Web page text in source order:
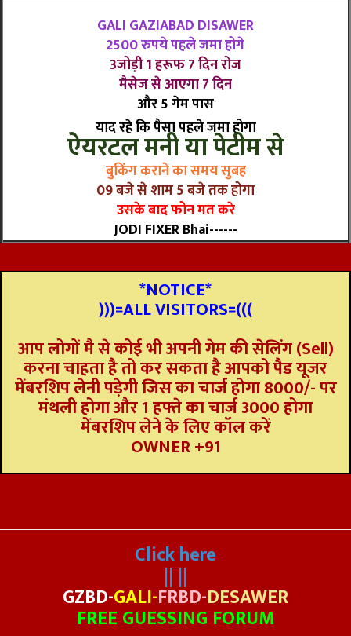
GALI GAZIABAD DISAWER
2500 रुपये पहले जमा होगे
3जोड़ी 1 हरूफ 7 दिन रोज
मैसेज से आएगा 7 दिन
और 5 गेम पास
याद रहे कि पैसा पहले जमा होगा
ऐयरटल मनी या पेटीम से
बुकिंग कराने का समय सुबह
09 बजे से शाम 5 बजे तक होगा
उसके बाद फोन मत करे
JODI FIXER Bhai------
*NOTICE*
)))=ALL VISITORS=(((
आप लोगों मै से कोई भी अपनी गेम की सेलिंग (Sell)
करना चाहता है तो कर सकता है आपको पैड यूजर
मेंबरशिप लेनी पड़ेगी जिस का चार्ज होगा 8000/- पर
मंथली होगा और 1 हफ्ते का चार्ज 3000 होगा
मेंबरशिप लेने के लिए कॉल करें
OWNER +91
Click here
|| ||
GZBD-GALI-FRBD-DESAWER
FREE GUESSING FORUM